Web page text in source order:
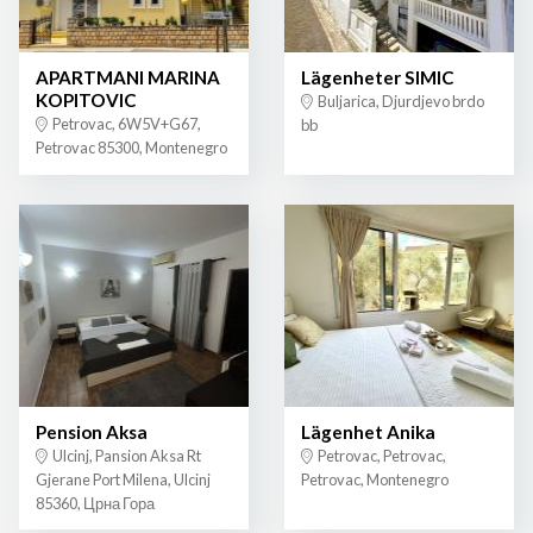
APARTMANI MARINA
KOPITOVIC
Petrovac, 6W5V+G67,
Petrovac 85300, Montenegro
Lägenheter SIMIC
Buljarica, Djurdjevo brdo
bb
Pension Aksa
Ulcinj, Pansion Aksa Rt
Gjerane Port Milena, Ulcinj
85360, Црна Гора
Lägenhet Anika
Petrovac, Petrovac,
Petrovac, Montenegro